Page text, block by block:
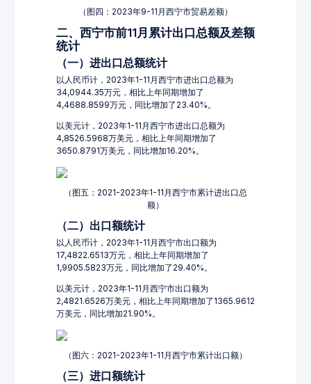
（图四：2023年9-11月西宁市贸易差额）
二、西宁市前11月累计出口总额及差额
统计
（一）进出口总额统计
以人民币计，2023年1-11月西宁市进出口总额为
34,0944.35万元，相比上年同期增加了
4,4688.8599万元，同比增加了23.40%。
以美元计，2023年1-11月西宁市进出口总额为
4,8526.5968万美元，相比上年同期增加了
3650.8791万美元，同比增加16.20%。
（图五：2021-2023年1-11月西宁市累计进出口总
额）
（二）出口额统计
以人民币计，2023年1-11月西宁市出口额为
17,4822.6513万元，相比上年同期增加了
1,9905.5823万元，同比增加了29.40%。
以美元计，2023年1-11月西宁市出口额为
2,4821.6526万美元，相比上年同期增加了1365.9612
万美元，同比增加21.90%。
（图六：2021-2023年1-11月西宁市累计出口额）
（三）进口额统计